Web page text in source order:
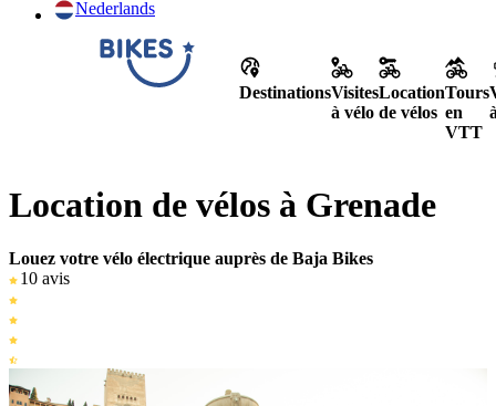
Nederlands
DestinationsVisites
à vélo
Location
de vélos
Tours
en
VTT
Location de vélos à Grenade
Louez votre vélo électrique auprès de Baja Bikes
10 avis